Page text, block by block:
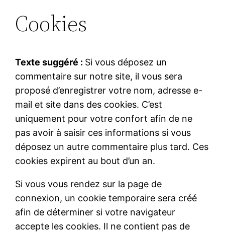
Cookies
Texte suggéré : Si vous déposez un
commentaire sur notre site, il vous sera
proposé d’enregistrer votre nom, adresse e-
mail et site dans des cookies. C’est
uniquement pour votre confort afin de ne
pas avoir à saisir ces informations si vous
déposez un autre commentaire plus tard. Ces
cookies expirent au bout d’un an.
Si vous vous rendez sur la page de
connexion, un cookie temporaire sera créé
afin de déterminer si votre navigateur
accepte les cookies. Il ne contient pas de